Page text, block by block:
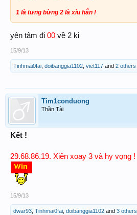
1 là tưng bừng 2 là xỉu hẳn !
yên tâm đi 00 về 2 ki
15/9/13
Tinhmai0fai doibanggia1102 viet117 and 2 others
Tim1conduong
Thần Tài
Kết !
29.68.86.19. Xiên xoay 3 và hy vọng !
15/9/13
dwar93 Tinhmai0fai doibanggia1102 and 3 others